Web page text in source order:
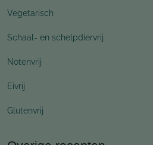
Vegetarisch
Schaal- en schelpdiervrij
Notenvrij
Eivrij
Glutenvrij